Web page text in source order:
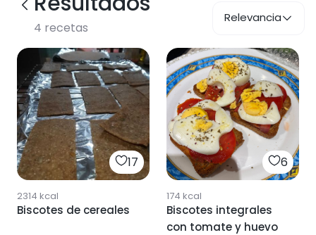
4 recetas
Relevancia
17
2314 kcal
Biscotes de cereales
6
174 kcal
Biscotes integrales
con tomate y huevo